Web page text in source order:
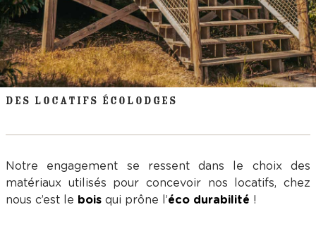
DES LOCATIFS ÉCOLODGES
Notre engagement se ressent dans le choix des
matériaux utilisés pour concevoir nos locatifs, chez
nous c’est le bois qui prône l’éco durabilité !